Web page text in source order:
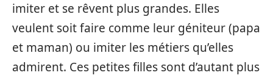
imiter et se rêvent plus grandes. Elles
veulent soit faire comme leur géniteur (papa
et maman) ou imiter les métiers qu’elles
admirent. Ces petites filles sont d’autant plus